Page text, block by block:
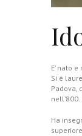
E’ nato
Si è
Padova,
nell’800.
Ha